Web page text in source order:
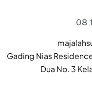
08
Gading Nias
Dua No. 3